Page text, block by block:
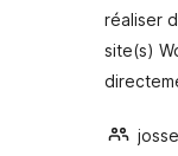
réaliser
site(s)